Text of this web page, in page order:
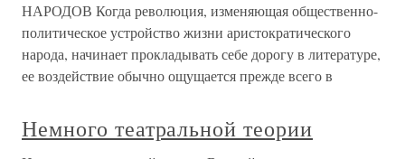
НАРОДОВ Когда революция, изменяющая общественно-
политическое устройство жизни аристократического
народа, начинает прокладывать себе дорогу в литературе,
ее воздействие обычно ощущается прежде всего в
Немного театральной теории